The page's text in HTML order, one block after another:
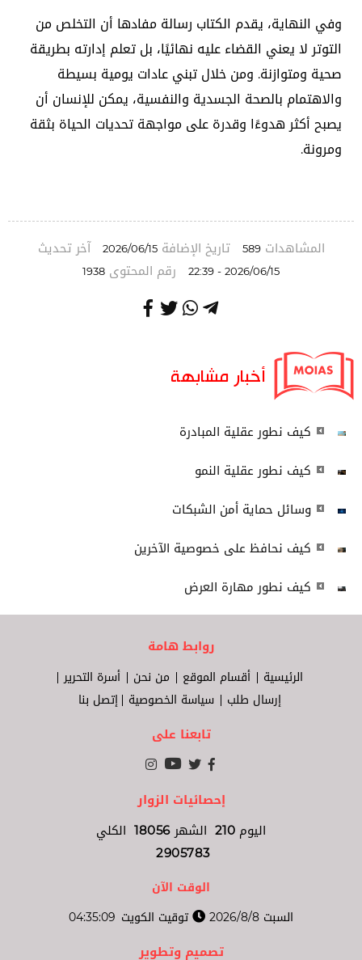
وفي النهاية، يقدم الكتاب رسالة مفادها أن التخلص من
التوتر لا يعني القضاء عليه نهائيًا، بل تعلم إدارته بطريقة
صحية ومتوازنة. ومن خلال تبني عادات يومية بسيطة
والاهتمام بالصحة الجسدية والنفسية، يمكن للإنسان أن
يصبح أكثر هدوءًا وقدرة على مواجهة تحديات الحياة بثقة
ومرونة.
المشاهدات 589 تاريخ الإضافة 2026/06/15 آخر تحديث
2026/06/15 - 22:39 رقم المحتوى 1938
أخبار مشابهة
كيف نطور عقلية المبادرة
كيف نطور عقلية النمو
وسائل حماية أمن الشبكات
كيف نحافظ على خصوصية الآخرين
كيف نطور مهارة العرض
روابط هامة
الرئيسية أقسام الموقع من نحن
أسرة التحرير
إرسال طلب
سياسة الخصوصية إتصل بنا
تابعنا على
إحصائيات الزوار
اليوم 210 الشهر18056 الكلي
2905783
الوقت الآن
السبت 2026/8/8
توقيت الكويت 04:35:10
تصميم وتطوير